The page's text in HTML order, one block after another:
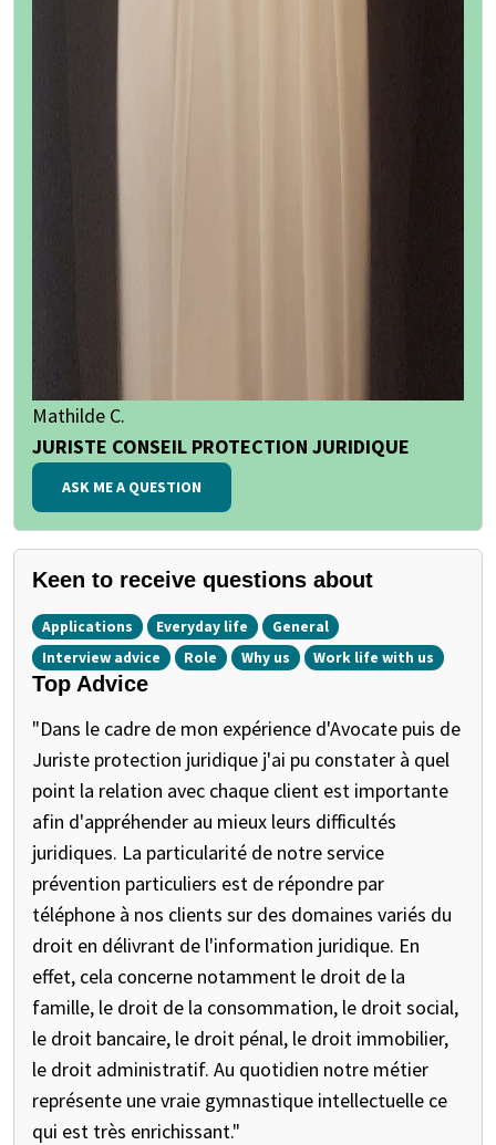
Mathilde C.
JURISTE CONSEIL PROTECTION JURIDIQUE
ASK ME A QUESTION
Keen to receive questions about
Applications Everyday life
General
Interview advice
Role Why us Work life with us
Top Advice
"Dans le cadre de mon expérience d'Avocate puis de
Juriste protection juridique j'ai pu constater à quel
point la relation avec chaque client est importante
afin d'appréhender au mieux leurs difficultés
juridiques. La particularité de notre service
prévention particuliers est de répondre par
téléphone à nos clients sur des domaines variés du
droit en délivrant de l'information juridique. En
effet, cela concerne notamment le droit de la
famille, le droit de la consommation, le droit social,
le droit bancaire, le droit pénal, le droit immobilier,
le droit administratif. Au quotidien notre métier
représente une vraie gymnastique intellectuelle ce
qui est très enrichissant."